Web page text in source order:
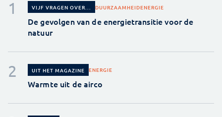
VIJF VRAGEN OVER... DUURZAAMHEIDENERGIE
De gevolgen van de energietransitie voor de
natuur
UIT HET MAGAZINE ENERGIE
Warmte uit de airco